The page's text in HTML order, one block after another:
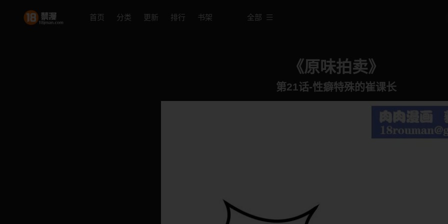
首页 分类 更新 排行 书架 全部
《原味拍卖》
第21话-性癖特殊的崔课长